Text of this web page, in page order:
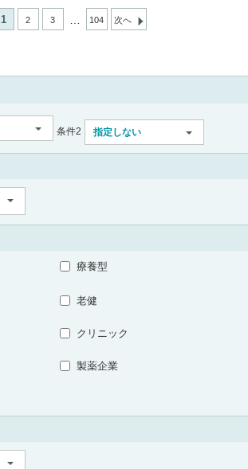
1 2 3 104 次へ
条件2 指定しない
療養型
老健
クリニック
製薬企業